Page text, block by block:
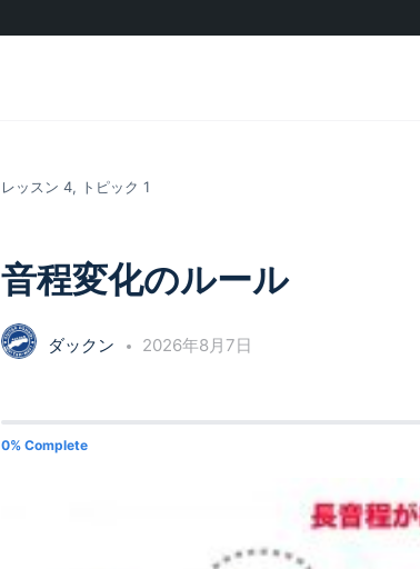
レッスン 4, トピック 1
音程変化のルール
ダックン 2026年8月7日
0% Complete